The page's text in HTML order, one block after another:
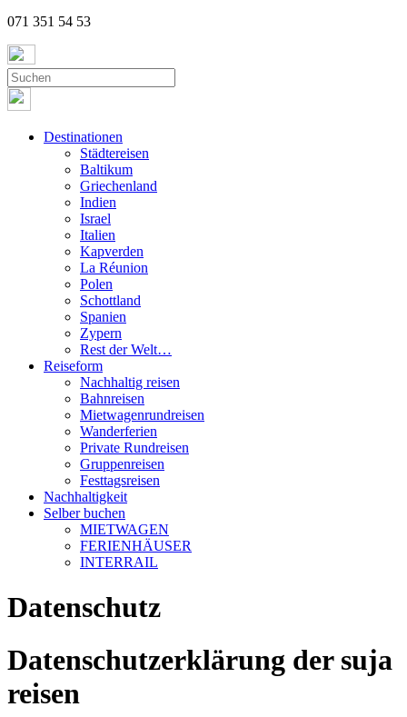
071 351 54 53
Destinationen
Städtereisen
Baltikum
Griechenland
Indien
Israel
Italien
Kapverden
La Réunion
Polen
Schottland
Spanien
Zypern
Rest der Welt…
Reiseform
Nachhaltig reisen
Bahnreisen
Mietwagenrundreisen
Wanderferien
Private Rundreisen
Gruppenreisen
Festtagsreisen
Nachhaltigkeit
Selber buchen
MIETWAGEN
FERIENHÄUSER
INTERRAIL
Datenschutz
Datenschutzerklärung der suja
reisen